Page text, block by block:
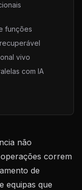
funções
vivo
com IA
não
correm
de
equipas que